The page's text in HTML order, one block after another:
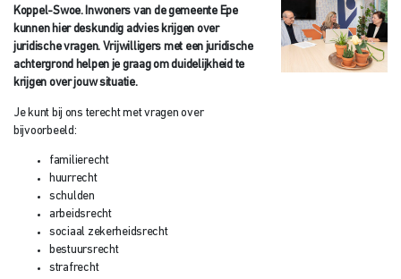
Koppel-Swoe. Inwoners van de gemeente Epe
kunnen hier deskundig advies krijgen over
juridische vragen. Vrijwilligers met een juridische
achtergrond helpen je graag om duidelijkheid te
krijgen over jouw situatie.
Je kunt bij ons terecht met vragen over
bijvoorbeeld:
familierecht
huurrecht
schulden
arbeidsrecht
sociaal zekerheidsrecht
bestuursrecht
strafrecht